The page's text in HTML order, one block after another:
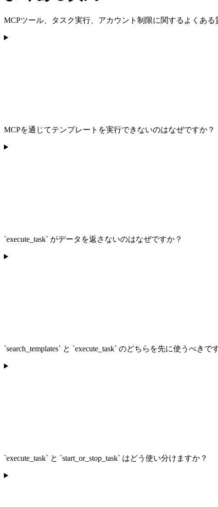
MCPツール、タスク実行、アカウント制限に関するよくある
MCPを通じてテンプレートを実行できないのはなぜですか？
`execute_task` がデータを返さないのはなぜですか？
`search_templates` と `execute_task` のどちらを先に使うべきで
`execute_task` と `start_or_stop_task` はどう使い分けますか？